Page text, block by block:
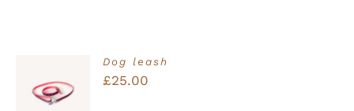
Bewertet
mit5.00von
5
IN DEN
WARENKORB
Dog leash
£25.00